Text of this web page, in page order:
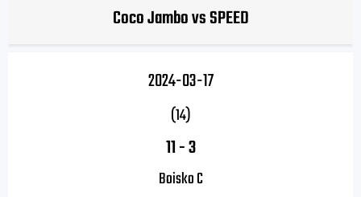
Coco Jambo vs SPEED
2024-03-17
(14)
11-3
Boisko C